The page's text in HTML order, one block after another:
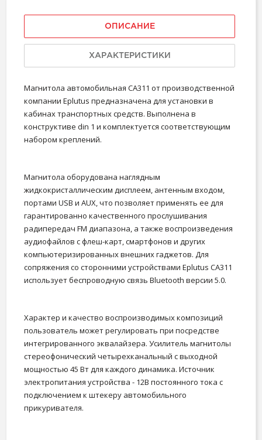
ОПИСАНИЕ
ХАРАКТЕРИСТИКИ
Магнитола автомобильная CA311 от производственной
компании Eplutus предназначена для установки в
кабинах транспортных средств. Выполнена в
конструктиве din 1 и комплектуется соответствующим
набором креплений.
Магнитола оборудована наглядным
жидкокристаллическим дисплеем, антенным входом,
портами USB и AUX, что позволяет применять ее для
гарантированно качественного прослушивания
радипередач FM диапазона, а также воспроизведения
аудиофайлов с флеш-карт, смартфонов и других
компьютеризированных внешних гаджетов. Для
сопряжения со сторонними устройствами Eplutus CA311
использует беспроводную связь Bluetooth версии 5.0.
Характер и качество воспроизводимых композиций
пользователь может регулировать при посредстве
интегрированного эквалайзера. Усилитель магнитолы
стереофонический четырехканальный с выходной
мощностью 45 Вт для каждого динамика. Источник
электропитания устройства - 12В постоянного тока с
подключением к штекеру автомобильного
прикуривателя.